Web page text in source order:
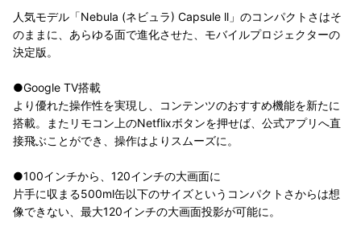
人気モデル「Nebula (ネビュラ) Capsule ll」のコンパクトさはそ
のままに、あらゆる面で進化させた、モバイルプロジェクターの
決定版。
●Google TV搭載
より優れた操作性を実現し、コンテンツのおすすめ機能を新たに
搭載。またリモコン上のNetflixボタンを押せば、公式アプリへ直
接飛ぶことができ、操作はよりスムーズに。
●100インチから、120インチの大画面に
片手に収まる500ml缶以下のサイズというコンパクトさからは想
像できない、最大120インチの大画面投影が可能に。